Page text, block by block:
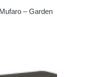
– Garden